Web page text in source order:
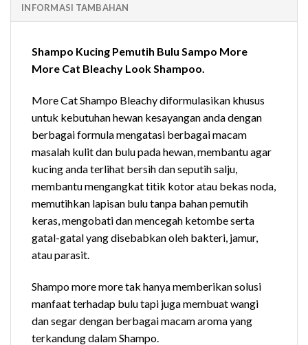
INFORMASI TAMBAHAN
Shampo Kucing Pemutih Bulu Sampo More
More Cat Bleachy Look Shampoo.
More Cat Shampo Bleachy diformulasikan khusus
untuk kebutuhan hewan kesayangan anda dengan
berbagai formula mengatasi berbagai macam
masalah kulit dan bulu pada hewan, membantu agar
kucing anda terlihat bersih dan seputih salju,
membantu mengangkat titik kotor atau bekas noda,
memutihkan lapisan bulu tanpa bahan pemutih
keras, mengobati dan mencegah ketombe serta
gatal-gatal yang disebabkan oleh bakteri, jamur,
atau parasit.
Shampo more more tak hanya memberikan solusi
manfaat terhadap bulu tapi juga membuat wangi
dan segar dengan berbagai macam aroma yang
terkandung dalam Shampo.